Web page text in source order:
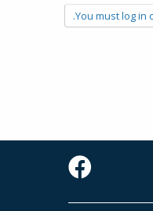
You must log in